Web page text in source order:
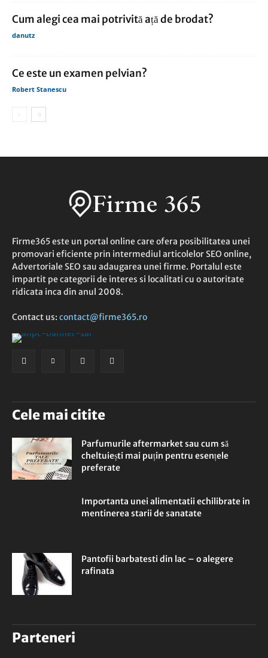
Cum alegi cea mai potrivită ață de brodat?
danutz
Ce este un examen pelvian?
Robert Stanescu
Firme365 este un portal online care ofera posibilitatea unei
promovari eficiente prin intermediul articolelor SEO online,
Advertoriale SEO sau adaugarea unei firme. Portalul este
impartit pe categorii de interes si localitati cu o autoritate
ridicata inca din anul 2008.
Contact us: contact@firme365.ro
Cele mai citite
Parfumurile aftermarket sau cum să
cheltuiești mai puțin pentru esențele
preferate
Importanta unei alimentatii echilibrate in
mentinerea starii de sanatate
Pantofii barbatesti din lac – o alegere
rafinata
Parteneri